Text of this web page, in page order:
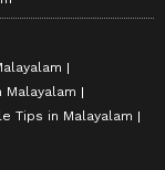
Malayalam
Tips in Malayalam